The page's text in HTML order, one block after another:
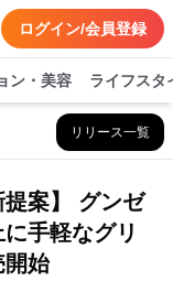
ログイン/会員登録
ン・美容 ライフスタ
リリース一覧
提案】 グンゼ
手軽なグリ
始